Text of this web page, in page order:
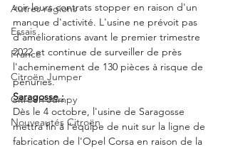
Autres régions
Essais
France
Citroën Jumper
Citroën Jumpy
Nouveautés Citroën
voir leurs contrats stopper en raison d'un
manque d'activité. L'usine ne prévoit pas
d'améliorations avant le premier trimestre
2022 et continue de surveiller de près
l'acheminement de 130 pièces à risque de
pénuries.
Saragosse :
Dès le 4 octobre, l'usine de Saragosse
mettra fin à l'équipe de nuit sur la ligne de
fabrication de l'Opel Corsa en raison de la